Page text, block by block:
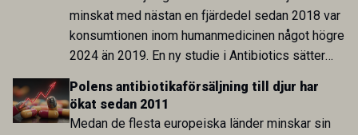
minskat med nästan en fjärdedel sedan 2018 var
konsumtionen inom humanmedicinen något högre
2024 än 2019. En ny studie i Antibiotics sätter
utvecklingen inom de båda sektorerna sida vid
sida och pekar på en obalans i EU:s One Health-
arbete.
Polens antibiotikaförsäljning till djur har
ökat sedan 2011
Medan de flesta europeiska länder minskar sin